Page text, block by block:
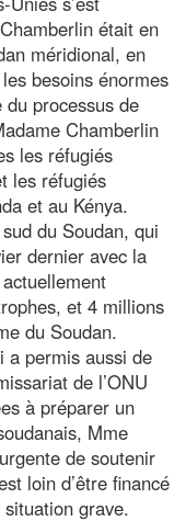
était en
méridional, en
besoins énormes
processus de
Chamberlin
les réfugiés
les réfugiés
et au Kénya.
du Soudan, qui
dernier avec la
et 4 millions
du Soudan.
a permis aussi de
de l’ONU
à préparer un
Mme
de soutenir
loin d’être financé
grave.